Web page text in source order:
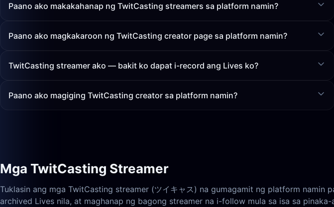
Paano ako makakahanap ng TwitCasting streamers sa platform namin?
Paano ako magkakaroon ng TwitCasting creator page sa platform namin?
TwitCasting streamer ako — bakit ko dapat i-record ang Lives ko?
Paano ako magiging TwitCasting creator sa platform namin?
Mga TwitCasting Streamer
Tuklasin ang mga TwitCasting streamer (ツイキャス) na gumagamit ng platform
archived Lives nila, at maghanap ng bagong streamer na i-follow mula sa isa sa